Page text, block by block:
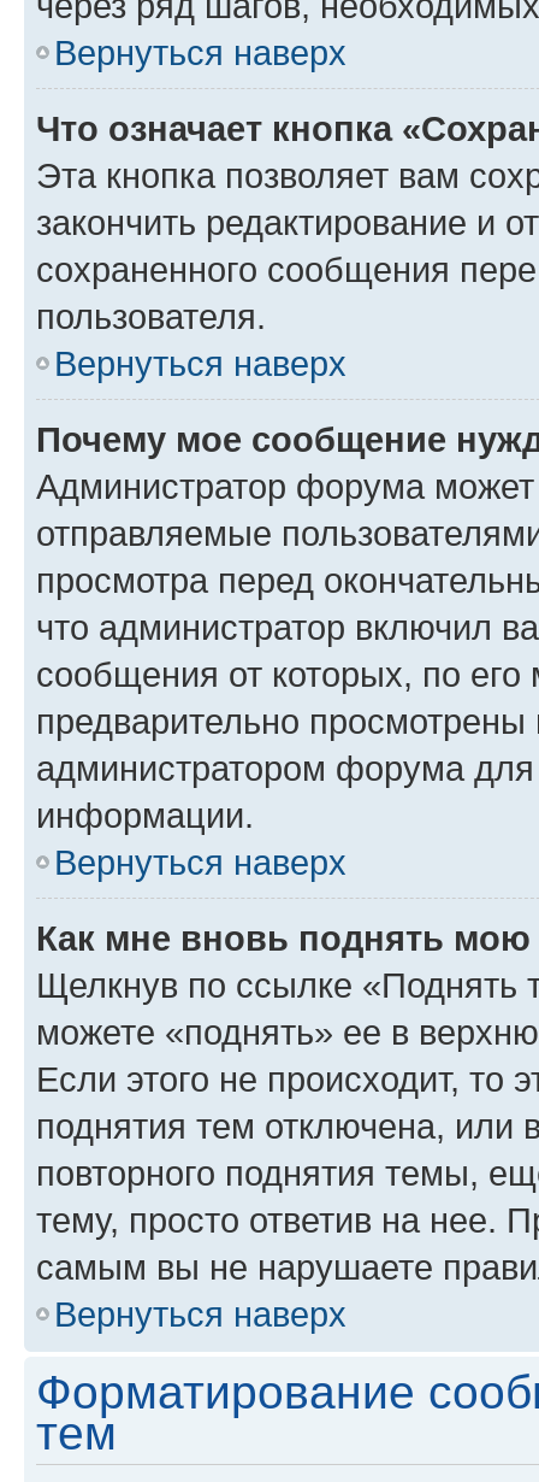
Вернуться наверх
Что означает кнопка
Эта кнопка позволяет вам
закончить редактирование и
сохраненного сообщения
пользователя.
Вернуться наверх
Почему мое сообщение
Администратор форума
отправляемые
просмотра перед
что администратор включил
сообщения от которых, по
предварительно
администратором форума
информации.
Вернуться наверх
Как мне вновь поднять мою
Щелкнув по ссылке «Поднять
можете «поднять» ее в
Если этого не происходит, то
поднятия тем отключена, или
повторного поднятия темы,
тему, просто ответив на нее.
самым вы не нарушаете
Вернуться наверх
Форматирование
тем